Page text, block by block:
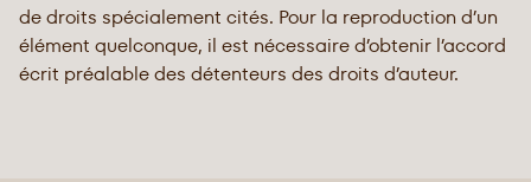
de droits spécialement cités. Pour la reproduction d’un
élément quelconque, il est nécessaire d’obtenir l’accord
écrit préalable des détenteurs des droits d’auteur.